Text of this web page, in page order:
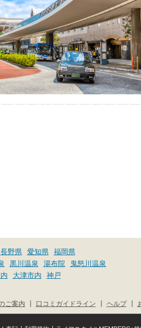
長野県 愛知県
福岡県
黒川温泉 湯布院
鬼怒川温泉
大津市内
神戸
ヘルプ
口コミガイドライン
ご案内